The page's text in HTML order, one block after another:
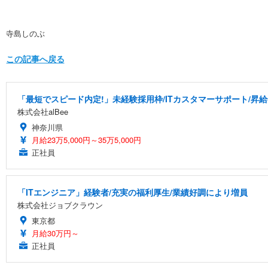
寺島しのぶ
この記事へ戻る
「最短でスピード内定!」未経験採用枠/ITカスタマーサポート/昇
株式会社alBee
神奈川県
月給23万5,000円～35万5,000円
正社員
「ITエンジニア」経験者/充実の福利厚生/業績好調により増員
株式会社ジョブクラウン
東京都
月給30万円～
正社員